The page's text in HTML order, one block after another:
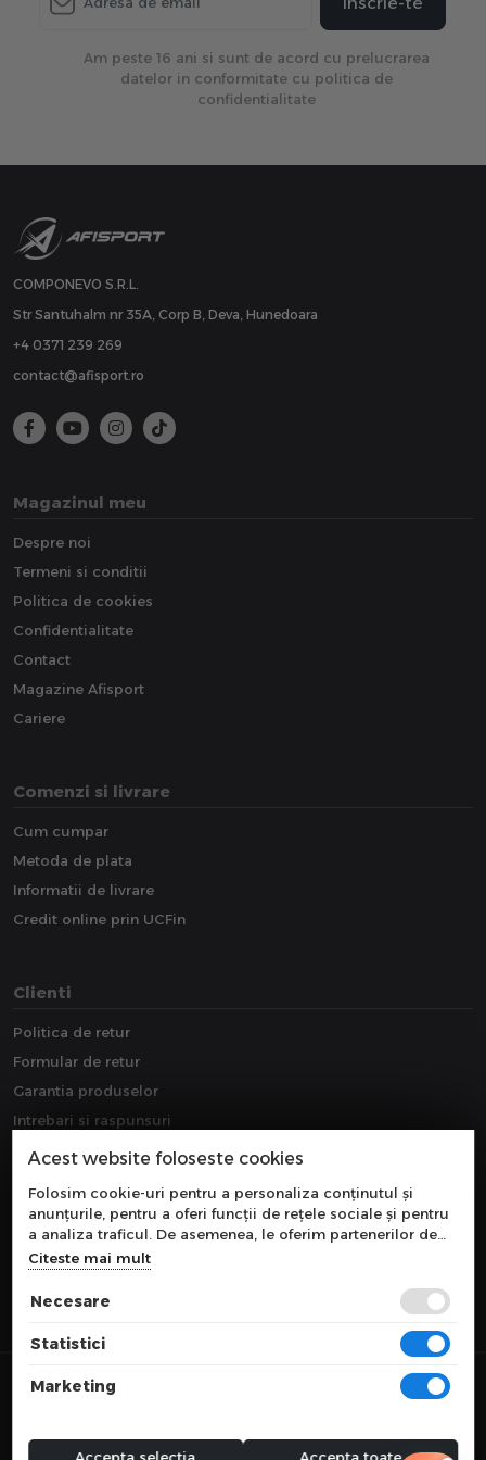
Am peste 16 ani si sunt de acord cu prelucrarea
datelor in conformitate cu politica de
confidentialitate
COMPONEVO S.R.L.
Str Santuhalm nr 35A, Corp B, Deva, Hunedoara
+4 0371 239 269
contact@afisport.ro
Magazinul meu
Despre noi
Termeni si conditii
Politica de cookies
Confidentialitate
Contact
Magazine Afisport
Cariere
Comenzi si livrare
Cum cumpar
Metoda de plata
Informatii de livrare
Credit online prin UCFin
Clienti
Politica de retur
Formular de retur
Garantia produselor
Intrebari si raspunsuri
Downloads
webdesign by
Acest website foloseste cookies
Folosim cookie-uri pentru a personaliza conținutul și
anunțurile, pentru a oferi funcții de rețele sociale și pentru
a analiza traficul. De asemenea, le oferim partenerilor de
rețele sociale, de publicitate și de analize informații cu
privire la modul în care folosiți site-ul nostru. Aceștia le
pot combina cu alte informații oferite de dvs. sau culese în
Citeste mai mult
Necesare
Statistici
Marketing